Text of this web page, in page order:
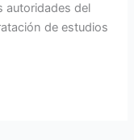
autoridades del
de estudios